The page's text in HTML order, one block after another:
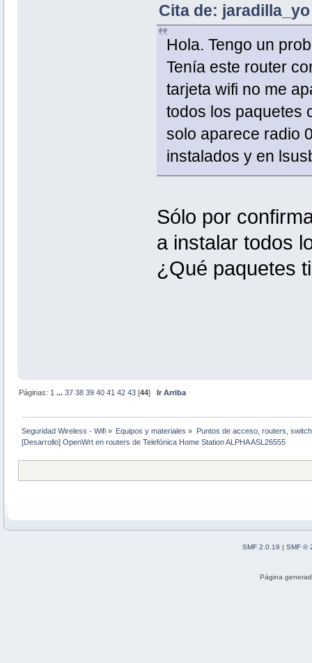
Cita de:
Hola. Tengo un
Tenía este router
tarjeta wifi no me
todos los paquetes
solo aparece radio
instalados y en
Sólo por
a instalar todos
¿Qué paquetes
Páginas: 1 ...37 38 39 40 41 42 43 [44]Ir Arriba
Seguridad Wireless - Wifi » Equipos y materiales » Puntos de acceso, routers,
[Desarrollo] OpenWrt en routers de Telefónica Home Station ALPHA ASL26555
SMF 2.0.19 | SMF ©
Página